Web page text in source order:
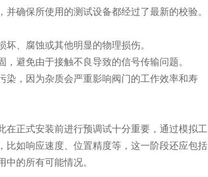
确保所使用的测试设备都经过了最新的校验。
、腐蚀或其他明显的物理损伤。
避免由于接触不良导致的信号传输问题。
染，因为杂质会严重影响阀门的工作效率和寿
在正式安装前进行预调试十分重要，通过模拟工
比如响应速度、位置精度等，这一阶段还应包括
的所有可能情况。